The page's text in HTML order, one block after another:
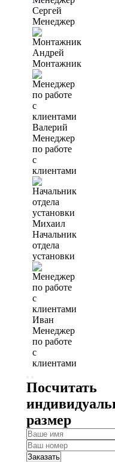
Сергей
Менеджер
Андрей
Монтажник
Валерий
Менеджер
по работе
с
клиентами
Михаил
Начальник
отдела
установки
Иван
Менеджер
по работе
с
клиентами
Посчитать
размер
Заказать